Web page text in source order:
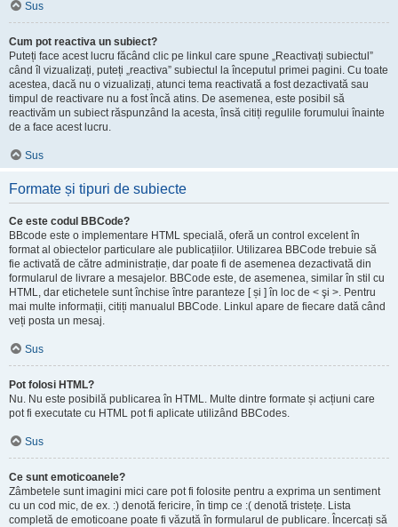
Sus
Cum pot reactiva un subiect?
Puteți face acest lucru făcând clic pe linkul care spune „Reactivați subiectul”
când îl vizualizați, puteți „reactiva” subiectul la începutul primei pagini. Cu toate
acestea, dacă nu o vizualizați, atunci tema reactivată a fost dezactivată sau
timpul de reactivare nu a fost încă atins. De asemenea, este posibil să
reactivăm un subiect răspunzând la acesta, însă citiți regulile forumului înainte
de a face acest lucru.
Sus
Formate și tipuri de subiecte
Ce este codul BBCode?
BBcode este o implementare HTML specială, oferă un control excelent în
format al obiectelor particulare ale publicațiilor. Utilizarea BBCode trebuie să
fie activată de către administrație, dar poate fi de asemenea dezactivată din
formularul de livrare a mesajelor. BBCode este, de asemenea, similar în stil cu
HTML, dar etichetele sunt închise între paranteze [ și ] în loc de < şi >. Pentru
mai multe informații, citiți manualul BBCode. Linkul apare de fiecare dată când
veți posta un mesaj.
Sus
Pot folosi HTML?
Nu. Nu este posibilă publicarea în HTML. Multe dintre formate și acțiuni care
pot fi executate cu HTML pot fi aplicate utilizând BBCodes.
Sus
Ce sunt emoticoanele?
Zâmbetele sunt imagini mici care pot fi folosite pentru a exprima un sentiment
cu un cod mic, de ex. :) denotă fericire, în timp ce :( denotă tristețe. Lista
completă de emoticoane poate fi văzută în formularul de publicare. Încercați să